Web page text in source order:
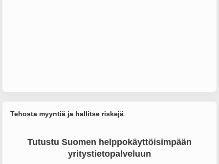
Tehosta myyntiä ja hallitse riskejä
Tutustu Suomen helppokäyttöisimpään
yritystietopalveluun